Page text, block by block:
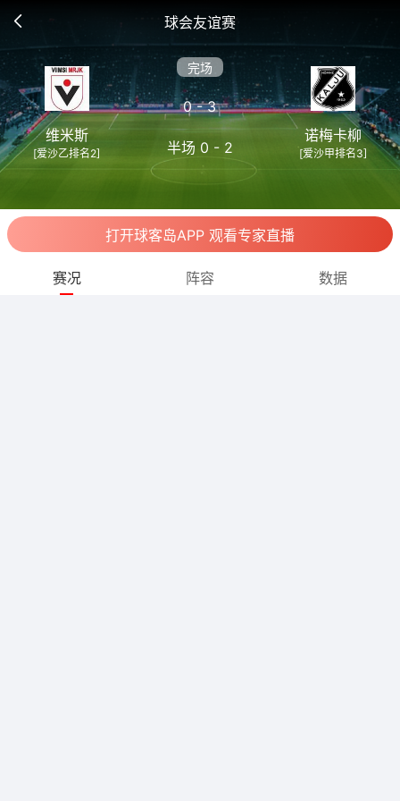
球会友谊赛
维米斯
[爱沙乙排名2]
完场
0 - 3
半场 0 - 2
诺梅卡柳
[爱沙甲排名3]
打开球客岛APP 观看专家直播
赛况 阵容 数据